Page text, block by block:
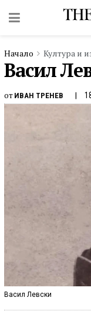
Начало Култура и
Васил
от ИВАН ТРЕНЕВ
Васил Левски